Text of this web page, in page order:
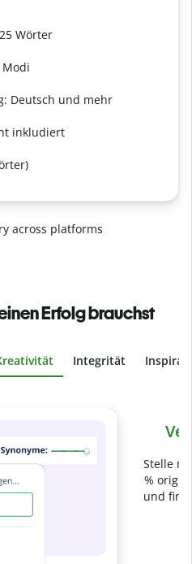
Wörter
Modi
: Deutsch und mehr
inkludiert
across platforms
Erfolg brauchst
Integrität
sicher, dass dein Text zu 100
Arbeit in Sekundenschnelle
in über 100 Sprachen.